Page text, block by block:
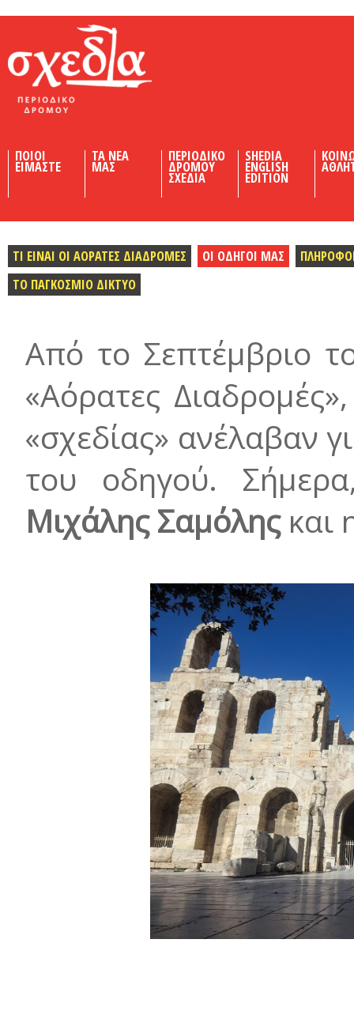
ΠΟΙΟΙ
ΕΙΜΑΣΤΕ
ΤΑ ΝΕΑ
ΜΑΣ
ΠΕΡΙΟΔΙΚΟ
ΔΡΟΜΟΥ
ΣΧΕΔΙΑ
SHEDIA
ENGLISH
EDITION
TΙ ΕΙΝΑΙ ΟΙ ΑΟΡΑΤΕΣ ΔΙΑΔΡΟΜΕΣ ΟΙ ΟΔΗΓΟΙ ΜΑΣ
ΤΟ ΠΑΓΚΟΣΜΙΟ ΔΙΚΤΥΟ
Από το Σεπτέμβριο
«Αόρατες
«σχεδίας» ανέλαβαν
του οδηγού.
Μιχάλης Σαμόλης και